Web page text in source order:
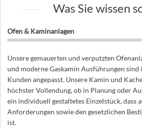
Was Sie wissen
Ofen & Kaminanlagen
Unsere gemauerten und verputzten
und moderne Gaskamin Ausführungen sind
Kunden angepasst. Unsere Kamin und
höchster Vollendung, ob in Planung oder
ein individuell gestaltetes Einzelstück, dass
Anforderungen sowie den gesetzlichen
ist.